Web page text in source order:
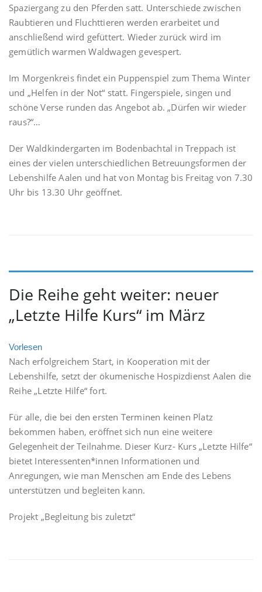
Spaziergang zu den Pferden satt. Unterschiede zwischen
Raubtieren und Fluchttieren werden erarbeitet und
anschließend wird gefüttert. Wieder zurück wird im
gemütlich warmen Waldwagen gevespert.
Im Morgenkreis findet ein Puppenspiel zum Thema Winter
und „Helfen in der Not“ statt. Fingerspiele, singen und
schöne Verse runden das Angebot ab. „Dürfen wir wieder
raus?“…
Der Waldkindergarten im Bodenbachtal in Treppach ist
eines der vielen unterschiedlichen Betreuungsformen der
Lebenshilfe Aalen und hat von Montag bis Freitag von 7.30
Uhr bis 13.30 Uhr geöffnet.
Die Reihe geht weiter: neuer
„Letzte Hilfe Kurs“ im März
Vorlesen
Nach erfolgreichem Start, in Kooperation mit der
Lebenshilfe, setzt der ökumenische Hospizdienst Aalen die
Reihe „Letzte Hilfe“ fort.
Für alle, die bei den ersten Terminen keinen Platz
bekommen haben, eröffnet sich nun eine weitere
Gelegenheit der Teilnahme. Dieser Kurz- Kurs „Letzte Hilfe“
bietet Interessenten*innen Informationen und
Anregungen, wie man Menschen am Ende des Lebens
unterstützen und begleiten kann.
Projekt „Begleitung bis zuletzt“